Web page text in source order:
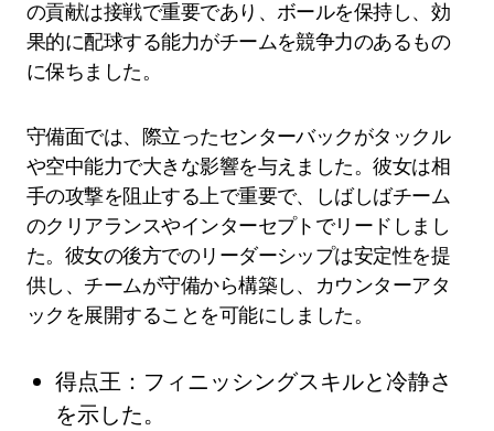
の貢献は接戦で重要であり、ボールを保持し、効
果的に配球する能力がチームを競争力のあるもの
に保ちました。
守備面では、際立ったセンターバックがタックル
や空中能力で大きな影響を与えました。彼女は相
手の攻撃を阻止する上で重要で、しばしばチーム
のクリアランスやインターセプトでリードしまし
た。彼女の後方でのリーダーシップは安定性を提
供し、チームが守備から構築し、カウンターアタ
ックを展開することを可能にしました。
得点王：フィニッシングスキルと冷静さ
を示した。